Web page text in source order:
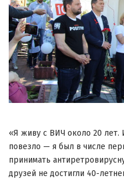
«Я живу с ВИЧ около 20 лет.
повезло — я был в числе
принимать
друзей не достигли 40-